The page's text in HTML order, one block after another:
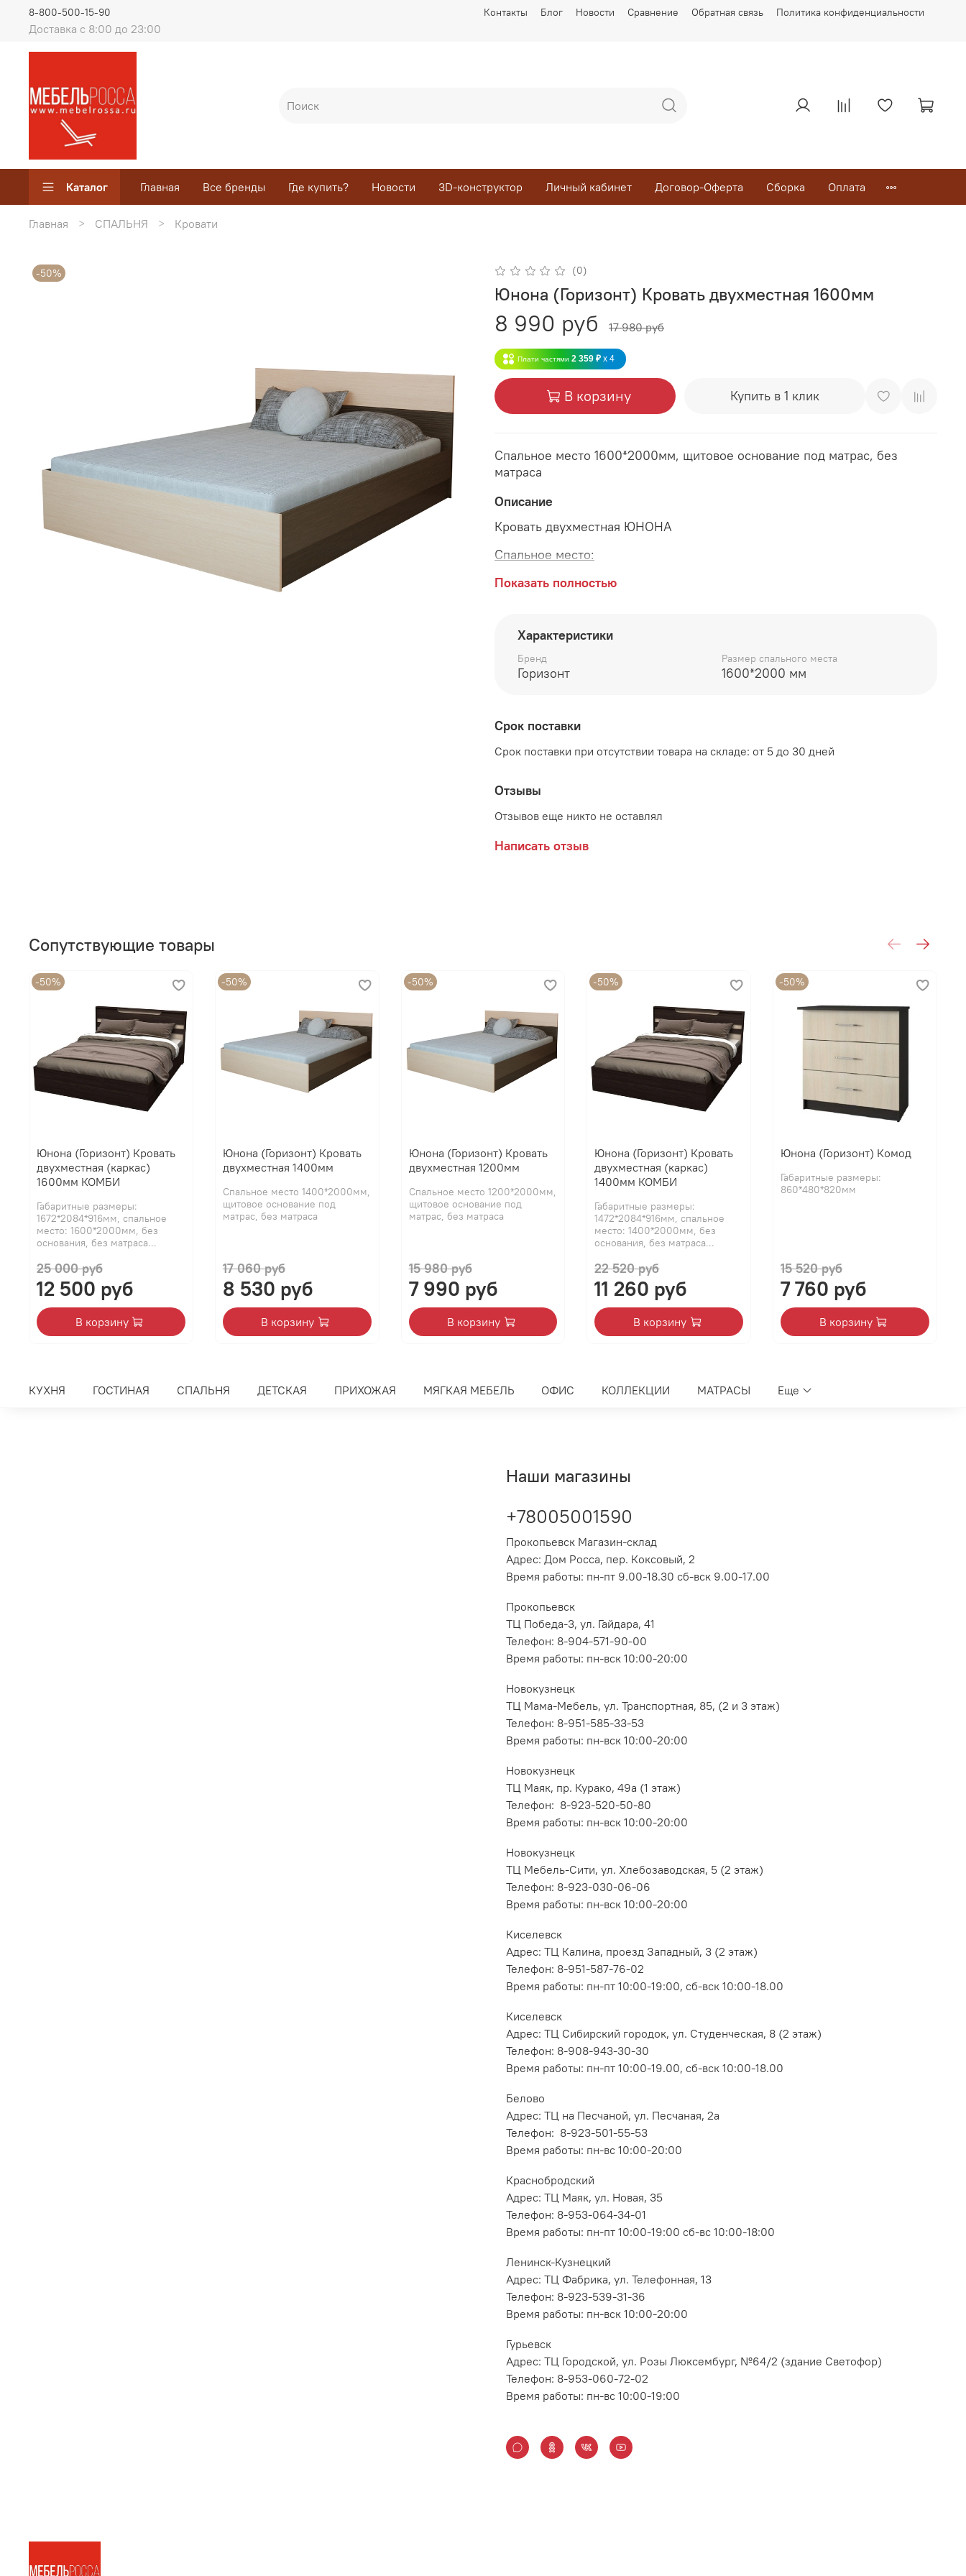
Контакты Блог Новости Сравнение Обратная связь Политика конфиденциальности
Доставка с 8:00 до 23:00
8-800-500-15-90
Каталог Главная Все бренды Где купить? Новости 3D-конструктор Личный кабинет Договор-Оферта Сборка Оплата
Главная СПАЛЬНЯ Кровати
-50% (0)
Юнона (Горизонт) Кровать двухместная 1600мм
8 990 руб 17 980 руб
Плати частями 2 359 ₽ x 4
В корзину Купить в 1 клик
Спальное место 1600*2000мм, щитовое основание под матрас, без
матраса
Описание
Кровать двухместная ЮНОНА
Спальное место:
длина 2000 мм
Материалы:
ЛДСП Венге/Дуб молочный
Производитель:
Мебельная фабрика ГОРИЗОНТ
Показать полностью
Характеристики
Бренд
Горизонт
Размер спального места
1600*2000 мм
Срок поставки
Срок поставки при отсутствии товара на складе: от 5 до 30 дней
Отзывы
Отзывов еще никто не оставлял
Написать отзыв
Сопутствующие товары
-50%
Юнона (Горизонт) Кровать
двухместная (каркас)
1600мм КОМБИ
Габаритные размеры:
1672*2084*916мм, спальное
место: 1600*2000мм, без
основания, без матраса...
25 000 руб
12 500 руб
В корзину
-50%
Юнона (Горизонт) Кровать
двухместная 1400мм
Спальное место 1400*2000мм,
щитовое основание под
матрас, без матраса
17 060 руб
8 530 руб
В корзину
-50%
Юнона (Горизонт) Кровать
двухместная 1200мм
Спальное место 1200*2000мм,
щитовое основание под
матрас, без матраса
15 980 руб
7 990 руб
В корзину
-50%
Юнона (Горизонт) Кровать
двухместная (каркас)
1400мм КОМБИ
Габаритные размеры:
1472*2084*916мм, спальное
место: 1400*2000мм, без
основания, без матраса...
22 520 руб
11 260 руб
В корзину
-50%
Юнона (Горизонт) Комод
Габаритные размеры:
860*480*820мм
15 520 руб
7 760 руб
В корзину
КУХНЯ ГОСТИНАЯ СПАЛЬНЯ ДЕТСКАЯ ПРИХОЖАЯ МЯГКАЯ МЕБЕЛЬ ОФИС КОЛЛЕКЦИИ МАТРАСЫ Еще
Наши магазины
+78005001590
Прокопьевск Магазин-склад
Адрес: Дом Росса, пер. Коксовый, 2
Время работы: пн-пт 9.00-18.30 сб-вск 9.00-17.00
Прокопьевск
ТЦ Победа-3, ул. Гайдара, 41
Телефон: 8-904-571-90-00
Время работы: пн-вск 10:00-20:00
Новокузнецк
ТЦ Мама-Мебель, ул. Транспортная, 85, (2 и 3 этаж)
Телефон: 8-951-585-33-53
Время работы: пн-вск 10:00-20:00
Новокузнецк
ТЦ Маяк, пр. Курако, 49а (1 этаж)
Телефон: 8-923-520-50-80
Время работы: пн-вск 10:00-20:00
Новокузнецк
ТЦ Мебель-Сити, ул. Хлебозаводская, 5 (2 этаж)
Телефон: 8-923-030-06-06
Время работы: пн-вск 10:00-20:00
Киселевск
Адрес: ТЦ Калина, проезд Западный, 3 (2 этаж)
Телефон: 8-951-587-76-02
Время работы: пн-пт 10:00-19:00, сб-вск 10:00-18.00
Киселевск
Адрес: ТЦ Сибирский городок, ул. Студенческая, 8 (2 этаж)
Телефон: 8-908-943-30-30
Время работы: пн-пт 10:00-19.00, сб-вск 10:00-18.00
Белово
Адрес: ТЦ на Песчаной, ул. Песчаная, 2а
Телефон: 8-923-501-55-53
Время работы: пн-вс 10:00-20:00
Краснобродский
Адрес: ТЦ Маяк, ул. Новая, 35
Телефон: 8-953-064-34-01
Время работы: пн-пт 10:00-19:00 сб-вс 10:00-18:00
Ленинск-Кузнецкий
Адрес: ТЦ Фабрика, ул. Телефонная, 13
Телефон: 8-923-539-31-36
Время работы: пн-вск 10:00-20:00
Гурьевск
Адрес: ТЦ Городской, ул. Розы Люксембург, №64/2 (здание Светофор)
Телефон: 8-953-060-72-02
Время работы: пн-вс 10:00-19:00